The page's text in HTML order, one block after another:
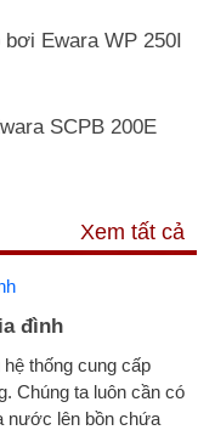
Ewara WP 250I
SCPB 200E
Xem tất cả
đình
thống cung cấp
Chúng ta luôn cần có
nước lên bồn chứa